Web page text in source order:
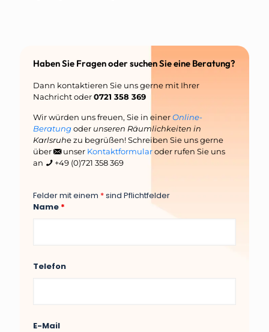
Haben Sie Fragen oder suchen Sie eine Beratung?
Dann kontaktieren Sie uns gerne mit Ihrer
Nachricht oder0721 358 369
Wir würden uns freuen, Sie in einerOnline-
Beratungoder unseren Räumlichkeiten in
Karlsruhe zu begrüßen! Schreiben Sie uns gerne
über
unser Kontaktformularoder rufen Sie uns
an
+49 (0)721 358 369
Felder mit einem *sind Pflichtfelder
Name *
Telefon
E-Mail